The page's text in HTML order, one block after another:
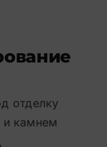
отделку
и камнем